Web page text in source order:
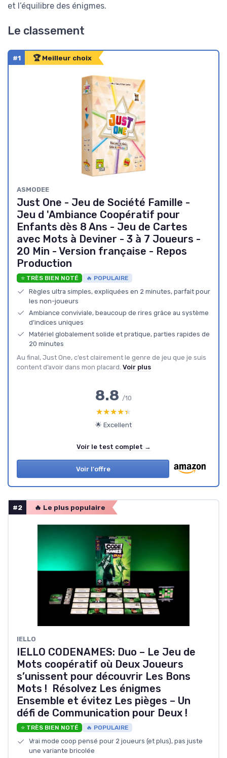
et l’équilibre des énigmes.
Le classement
#1 🏆 Meilleur choix
ASMODEE
Just One - Jeu de Société Famille -
Jeu d 'Ambiance Coopératif pour
Enfants dès 8 Ans - Jeu de Cartes
avec Mots à Deviner - 3 à 7 Joueurs -
20 Min - Version française - Repos
Production
⭐ TRÈS BIEN NOTÉ 🔥 POPULAIRE
Règles ultra simples, expliquées en 2 minutes, parfait pour
les non-joueurs
Ambiance conviviale, beaucoup de rires grâce au système
d’indices uniques
Matériel globalement solide et pratique, parties rapides de
20 minutes
Au final, Just One, c’est clairement le genre de jeu que je suis
content d’avoir dans mon placard. Voir plus
8.8 /10
★★★★★
★★★★★
🌟 Excellent
Voir le test complet →
Voir l'offre
#2 🔥 Le plus populaire
IELLO
IELLO CODENAMES: Duo – Le Jeu de
Mots coopératif où Deux Joueurs
s’unissent pour découvrir Les Bons
Mots ! ‍ Résolvez Les énigmes
Ensemble et évitez Les pièges – Un
défi de Communication pour Deux !
⭐ TRÈS BIEN NOTÉ 🔥 POPULAIRE
Vrai mode coop pensé pour 2 joueurs (et plus), pas juste
une variante bricolée